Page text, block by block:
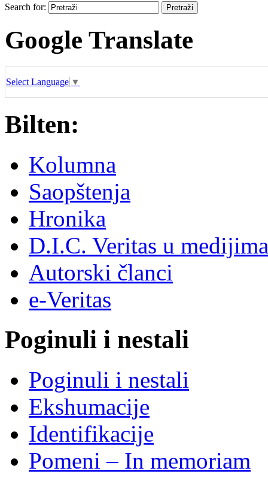
Search for:
Google Translate
Select Language ▼
Bilten:
Kolumna
Saopštenja
Hronika
D.I.C. Veritas u medijima
Autorski članci
e-Veritas
Poginuli i nestali
Poginuli i nestali
Ekshumacije
Identifikacije
Pomeni – In memoriam